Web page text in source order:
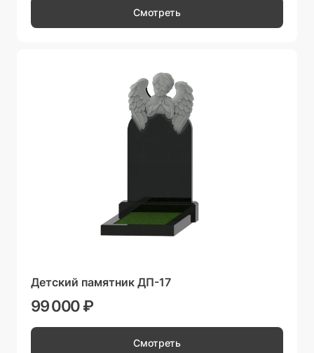
Смотреть
Детский памятник ДП-17
99 000 ₽
Смотреть